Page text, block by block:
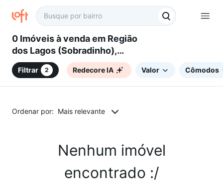
0 Imóveis à venda em Região
dos Lagos (Sobradinho),
Brasília, DF
Filtrar 2 Redecore IA Valor Cômodos
Ordenar por: Mais relevante
Nenhum imóvel
encontrado :/